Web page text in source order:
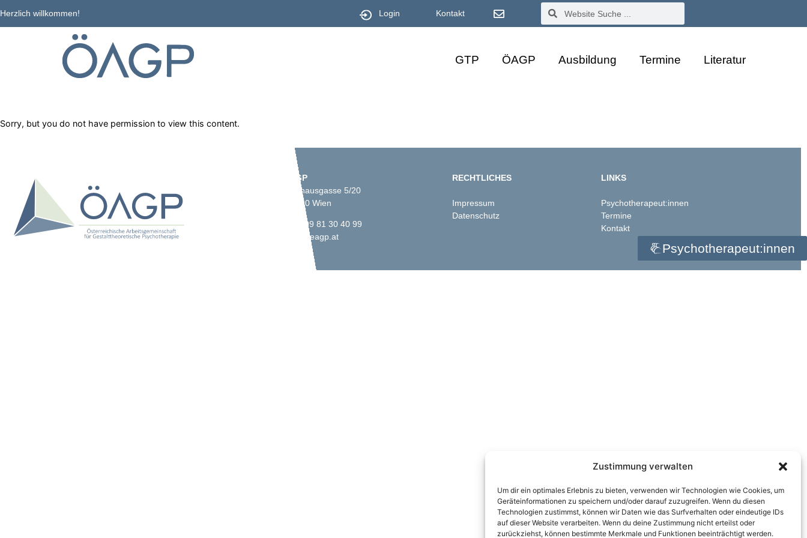
Zustimmung verwalten
Um dir ein optimales Erlebnis zu bieten, verwenden wir Technologien wie Cookies, um
Geräteinformationen zu speichern und/oder darauf zuzugreifen. Wenn du diesen
Technologien zustimmst, können wir Daten wie das Surfverhalten oder eindeutige IDs
auf dieser Website verarbeiten. Wenn du deine Zustimmung nicht erteilst oder
zurückziehst, können bestimmte Merkmale und Funktionen beeinträchtigt werden.
Herzlich willkommen! Login Kontakt
GTP ÖAGP Ausbildung Termine Literatur
Sorry, but you do not have permission to view this content.
ÖAGP
Fünfhausgasse 5/20
A-1150 Wien
+43 699 81 30 40 99
info@oeagp.at
RECHTLICHES
Impressum
Datenschutz
LINKS
Psychotherapeut:innen
Termine
Kontakt
Psychotherapeut:innen